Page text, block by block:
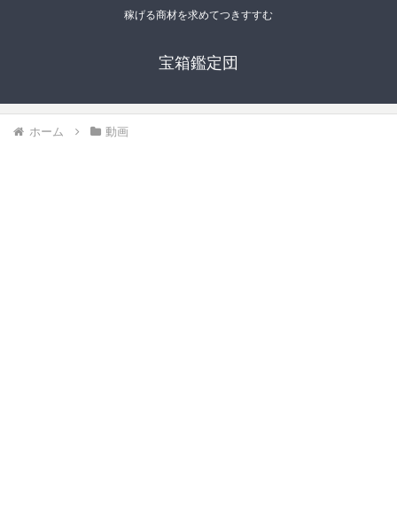
稼げる商材を求めてつきすすむ
宝箱鑑定団
ホーム 動画